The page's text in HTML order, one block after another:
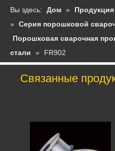
Вы здесь: Дом » Продукция
» Серия порошковой
Порошковая сварочная
стали
» FR902
Связанные
FR907